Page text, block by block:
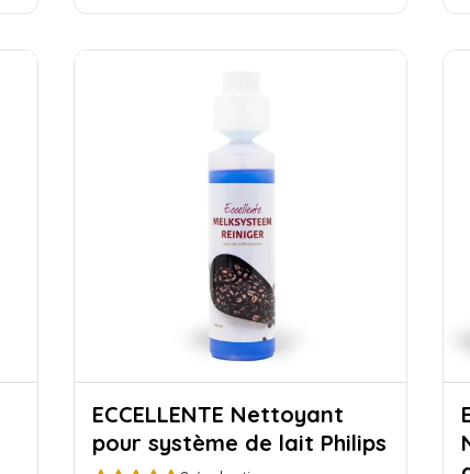
ECCELLENTE Nettoyant
pour système de lait Philips